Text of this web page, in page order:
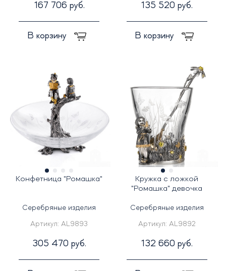
167 706 руб.
В корзину
135 520 руб.
В корзину
Конфетница "Ромашка"
Серебряные изделия
Артикул:AL9893
305 470 руб.
Кружка с ложкой
"Ромашка" девочка
Серебряные изделия
Артикул: AL9892
132 660 руб.